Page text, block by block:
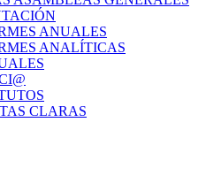
ANUALES
ANALÍTICAS
CLARAS